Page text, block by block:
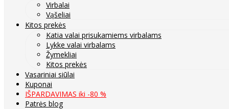
Virbalai
Vąšeliai
Kitos prekės
Katia valai prisukamiems virbalams
Lykke valai virbalams
Žymekliai
Kitos prekės
Vasariniai siūlai
Kuponai
IŠPARDAVIMAS iki -80 %
Patrės blog